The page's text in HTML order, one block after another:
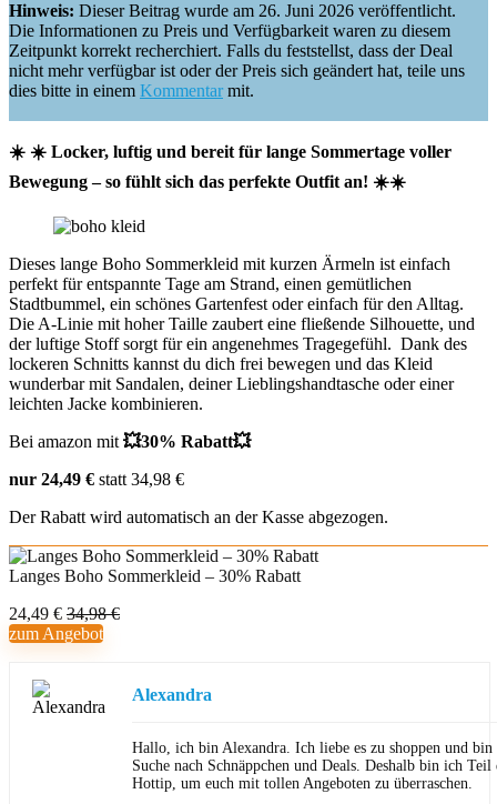
Hinweis: Dieser Beitrag wurde am 26. Juni 2026 veröffentlicht.
Die Informationen zu Preis und Verfügbarkeit waren zu diesem
Zeitpunkt korrekt recherchiert. Falls du feststellst, dass der Deal
nicht mehr verfügbar ist oder der Preis sich geändert hat, teile uns
dies bitte in einem Kommentarmit.
☀️ ☀️ Locker, luftig und bereit für lange Sommertage voller
Bewegung – so fühlt sich das perfekte Outfit an! ☀️☀️
Dieses lange Boho Sommerkleid mit kurzen Ärmeln ist einfach
perfekt für entspannte Tage am Strand, einen gemütlichen
Stadtbummel, ein schönes Gartenfest oder einfach für den Alltag.
Die A-Linie mit hoher Taille zaubert eine fließende Silhouette, und
der luftige Stoff sorgt für ein angenehmes Tragegefühl. Dank des
lockeren Schnitts kannst du dich frei bewegen und das Kleid
wunderbar mit Sandalen, deiner Lieblingshandtasche oder einer
leichten Jacke kombinieren.
Bei amazon mit 💥30% Rabatt💥
nur 24,49 € statt 34,98 €
Der Rabatt wird automatisch an der Kasse abgezogen.
Langes Boho Sommerkleid – 30% Rabatt
24,49 € 34,98 €
zum Angebot
Alexandra
Hallo, ich bin Alexandra. Ich liebe es zu shoppen und
Suche nach Schnäppchen und Deals. Deshalb bin ich Teil
Hottip, um euch mit tollen Angeboten zu überraschen.